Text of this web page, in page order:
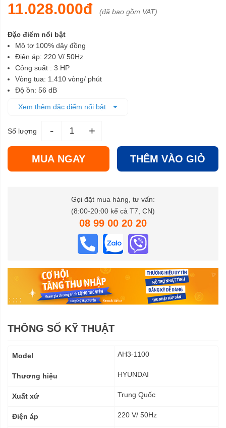
11.028.000đ (đã bao gồm VAT)
Đặc điểm nổi bật
Mô tơ 100% dây đồng
Điện áp: 220 V/ 50Hz
Công suất : 3 HP
Vòng tua: 1.410 vòng/ phút
Độ ồn: 56 dB
Áp suất làm việc: 8 Bar
Trọng lượng: 66 Kg
Xem thêm đặc điểm nổi bật
Số lượng - +
MUA NGAY THÊM VÀO GIỎ
Gọi đặt mua hàng, tư vấn:
(8:00-20:00 kể cả T7, CN)
08 99 00 20 20
THÔNG SỐ KỸ THUẬT
kỹ
Model AH3-1100
Thương hiệu HYUNDAI
Xuất xứ Trung Quốc
Điện áp 220 V/ 50Hz